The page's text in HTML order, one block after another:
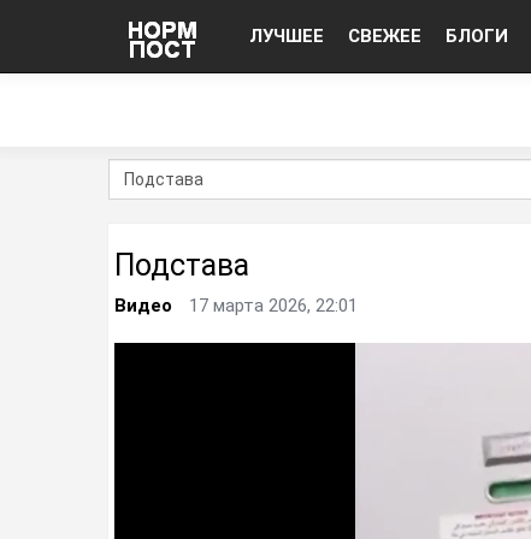
ЛУЧШЕЕ СВЕЖЕЕ БЛОГИ
Подстава
Видео 17 марта 2026, 22:01